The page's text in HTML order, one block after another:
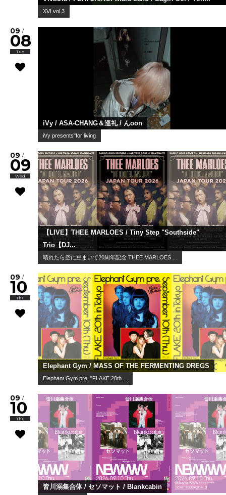
XVI vol.3
09 /
08
Tue
iVy / ASA-CHANG＆巡礼 / んoon
iVy presents"for living
09 /
09
Wed
【LIVE】THEE MARLOES / Tiny Step "Southside"
Trio【DJ...
晴れたら空に豆まいて20周年記念 THEE MARLOES ...
09 /
10
Thu
Elephant Gym / MASS OF THE FERMENTING DREGS
Elephant Gym pre. "FLAKE 20th ...
09 /
10
Thu
皆川溺集合体 / セソマット / Blankcabin